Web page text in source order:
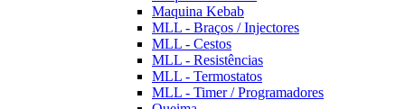
Maquina Kebab
MLL - Braços / Injectores
MLL - Cestos
MLL - Resistências
MLL - Termostatos
MLL - Timer / Programadores